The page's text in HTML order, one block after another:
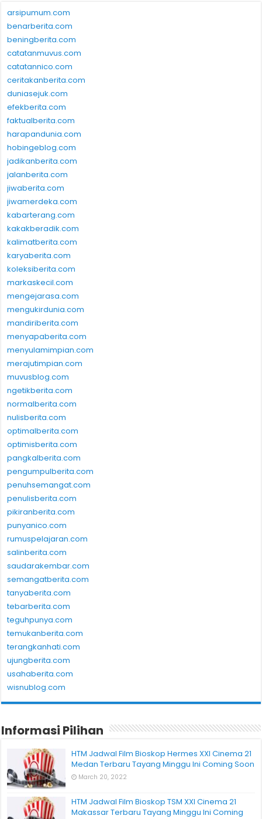
arsipumum.com
benarberita.com
beningberita.com
catatanmuvus.com
catatannico.com
ceritakanberita.com
duniasejuk.com
efekberita.com
faktualberita.com
harapandunia.com
hobingeblog.com
jadikanberita.com
jalanberita.com
jiwaberita.com
jiwamerdeka.com
kabarterang.com
kakakberadik.com
kalimatberita.com
karyaberita.com
koleksiberita.com
markaskecil.com
mengejarasa.com
mengukirdunia.com
mandiriberita.com
menyapaberita.com
menyulamimpian.com
merajutimpian.com
muvusblog.com
ngetikberita.com
normalberita.com
nulisberita.com
optimalberita.com
optimisberita.com
pangkalberita.com
pengumpulberita.com
penuhsemangat.com
penulisberita.com
pikiranberita.com
punyanico.com
rumuspelajaran.com
salinberita.com
saudarakembar.com
semangatberita.com
tanyaberita.com
tebarberita.com
teguhpunya.com
temukanberita.com
terangkanhati.com
ujungberita.com
usahaberita.com
wisnublog.com
Informasi Pilihan
HTM Jadwal Film Bioskop Hermes XXI Cinema 21
Medan Terbaru Tayang Minggu Ini Coming Soon
March 20, 2022
HTM Jadwal Film Bioskop TSM XXI Cinema 21
Makassar Terbaru Tayang Minggu Ini Coming